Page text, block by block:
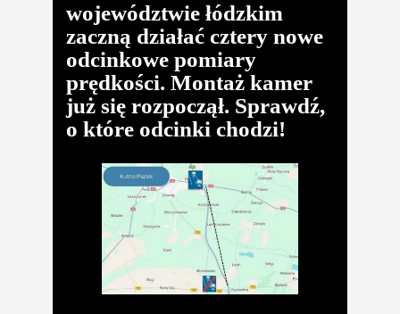
województwie łódzkim
zaczną działać cztery nowe
odcinkowe pomiary
prędkości. Montaż kamer
już się rozpoczął. Sprawdź,
o które odcinki chodzi!